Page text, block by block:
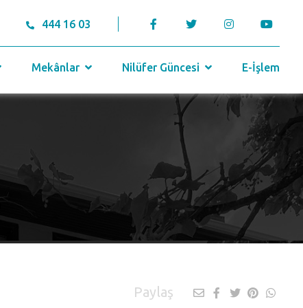
444 16 03
Mekânlar Nilüfer Güncesi E-İşlem
Paylaş